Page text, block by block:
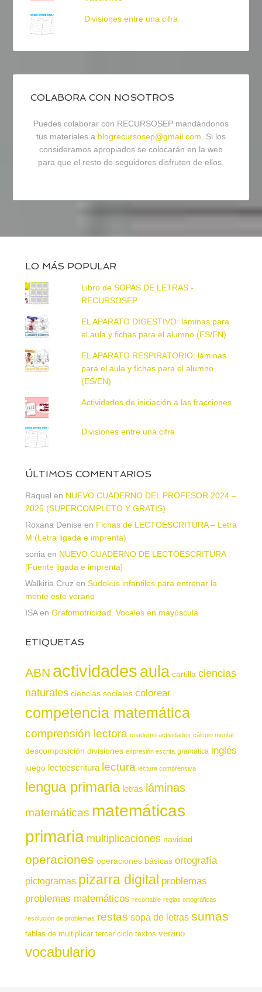
Divisiones entre una cifra
COLABORA CON NOSOTROS
Puedes colaborar con RECURSOSEP mandándonos
tus materiales a blogrecursosep@gmail.com . Si los
consideramos apropiados se colocarán en la web
para que el resto de seguidores disfruten de ellos.
LO MÁS POPULAR
Libro de SOPAS DE LETRAS -
RECURSOSEP
EL APARATO DIGESTIVO: láminas para
el aula y fichas para el alumno (ES/EN)
EL APARATO RESPIRATORIO: láminas
para el aula y fichas para el alumno
(ES/EN)
Actividades de iniciación a las fracciones
Divisiones entre una cifra
ÚLTIMOS COMENTARIOS
Raquel en NUEVO CUADERNO DEL PROFESOR 2024 –
2025 (SUPERCOMPLETO Y GRATIS)
Roxana Denise en Fichas de LECTOESCRITURA – Letra
M (Letra ligada e imprenta)
sonia en NUEVO CUADERNO DE LECTOESCRITURA
[Fuente ligada e imprenta]
Walkiria Cruz en Sudokus infantiles para entrenar la
mente este verano
ISAen Grafomotricidad. Vocales en mayúscula
ETIQUETAS
ABN actividadesaula cartilla ciencias
naturales ciencias sociales colorear
competencia matemática
comprensión lectora cuaderno actividades cálculo mental
descomposición divisiones expresión escrita gramática inglés
juego lectoescritura lectura lectura comprensiva
lengua primaria letras láminas
matemáticas matemáticas
primaria multiplicaciones navidad
operaciones operaciones básicas ortografía
pictogramas pizarra digital problemas
problemas matemáticos recortable reglas ortográficas
resolución de problemas restas sopa de letras sumas
tablas de multiplicar tercer ciclo textos verano
vocabulario